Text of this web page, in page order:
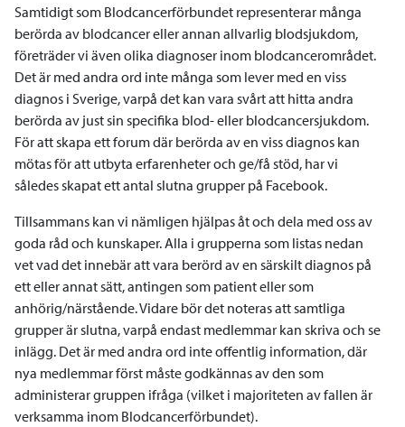
Samtidigt som Blodcancerförbundet representerar många
berörda av blodcancer eller annan allvarlig blodsjukdom,
företräder vi även olika diagnoser inom blodcancerområdet.
Det är med andra ord inte många som lever med en viss
diagnos i Sverige, varpå det kan vara svårt att hitta andra
berörda av just sin specifika blod- eller blodcancersjukdom.
För att skapa ett forum där berörda av en viss diagnos kan
mötas för att utbyta erfarenheter och ge/få stöd, har vi
således skapat ett antal slutna grupper på Facebook.
Tillsammans kan vi nämligen hjälpas åt och dela med oss av
goda råd och kunskaper. Alla i grupperna som listas nedan
vet vad det innebär att vara berörd av en särskilt diagnos på
ett eller annat sätt, antingen som patient eller som
anhörig/närstående. Vidare bör det noteras att samtliga
grupper är slutna, varpå endast medlemmar kan skriva och se
inlägg. Det är med andra ord inte offentlig information, där
nya medlemmar först måste godkännas av den som
administerar gruppen ifråga (vilket i majoriteten av fallen är
verksamma inom Blodcancerförbundet).